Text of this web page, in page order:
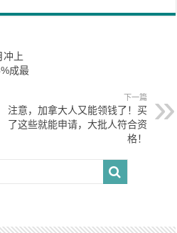
冲上
成最
下一篇
注意，加拿大人又能领钱了！买
了这些就能申请，大批人符合资
格！